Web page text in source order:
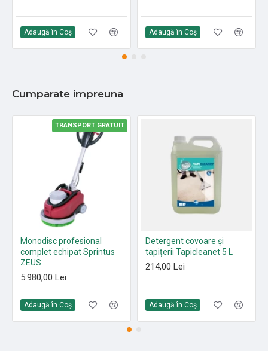
Adaugă în Coş Adaugă în Coş
Cumparate impreuna
TRANSPORT GRATUIT
Monodisc profesional
complet echipat Sprintus
ZEUS
5.980,00 Lei
Adaugă în Coş
Detergent covoare și
tapițerii Tapicleanet 5 L
214,00 Lei
Adaugă în Coş